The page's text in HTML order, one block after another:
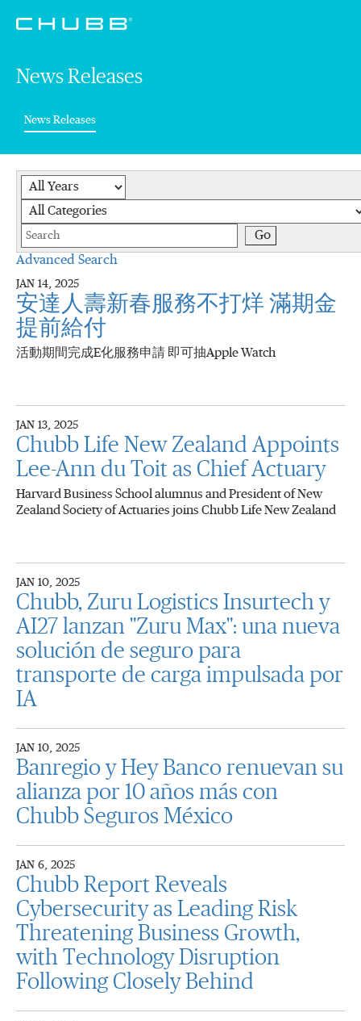
News Releases
News Releases(current)
Year
Keywords
Go
Advanced Search
JAN 14, 2025
安達人壽新春服務不打烊 滿期金
提前給付
活動期間完成E化服務申請 即可抽Apple Watch
JAN 13, 2025
Chubb Life New Zealand Appoints
Lee-Ann du Toit as Chief Actuary
Harvard Business School alumnus and President of New
Zealand Society of Actuaries joins Chubb Life New Zealand
JAN 10, 2025
Chubb, Zuru Logistics Insurtech y
AI27 lanzan "Zuru Max": una nueva
solución de seguro para
transporte de carga impulsada por
IA
JAN 10, 2025
Banregio y Hey Banco renuevan su
alianza por 10 años más con
Chubb Seguros México
JAN 6, 2025
Chubb Report Reveals
Cybersecurity as Leading Risk
Threatening Business Growth,
with Technology Disruption
Following Closely Behind